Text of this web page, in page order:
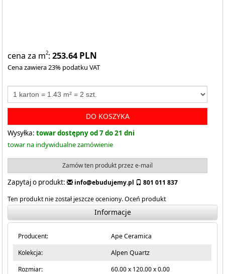
cena za m2:253.64PLN
Cena zawiera 23% podatku VAT
DO KOSZYKA
Wysyłka: towar dostępny od 7 do 21 dni
towar na indywidualne zamówienie
Zamów ten produkt przez e-mail
Zapytaj o produkt: info@ebudujemy.pl
801 011 837
Ten produkt nie został jeszcze oceniony.Oceń produkt
Informacje
Producent:
Ape Ceramica
Kolekcja:
Alpen Quartz
Rozmiar:
60.00 x 120.00 x 0.00